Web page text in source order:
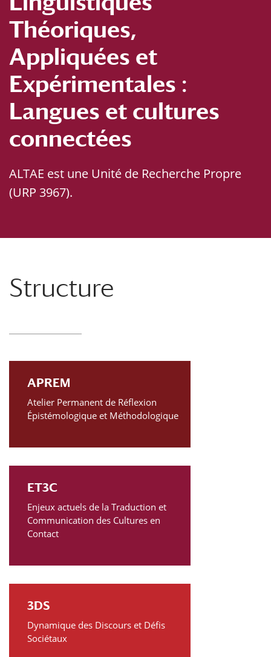
Théoriques,
Appliquées et
Expérimentales :
Langues et cultures
connectées
ALTAE est une Unité de Recherche Propre
(URP 3967).
Structure
APREM
Atelier Permanent de Réflexion
Épistémologique et Méthodologique
ET3C
Enjeux actuels de la Traduction et
Communication des Cultures en
Contact
3DS
Dynamique des Discours et Défis
Sociétaux